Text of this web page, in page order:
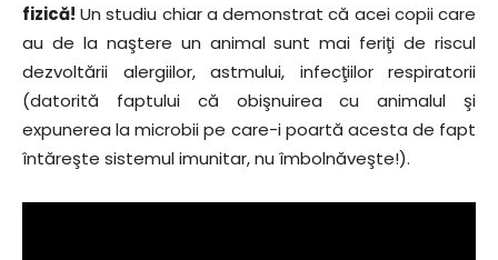
fizică! Un studiu chiar a demonstrat că acei copii care
au de la naştere un animal sunt mai feriţi de riscul
dezvoltării alergiilor, astmului, infecţiilor respiratorii
(datorită faptului că obişnuirea cu animalul şi
expunerea la microbii pe care-i poartă acesta de fapt
întăreşte sistemul imunitar, nu îmbolnăveşte!).